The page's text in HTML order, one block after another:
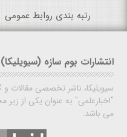
رتبه بندی روابط عمومی
انتشارات بوم سازه (سیویلیکا)
سیویلیکا، ناشر تخصصی مقالات
"اخبارعلمی" به عنوان یکی از
می باشد.